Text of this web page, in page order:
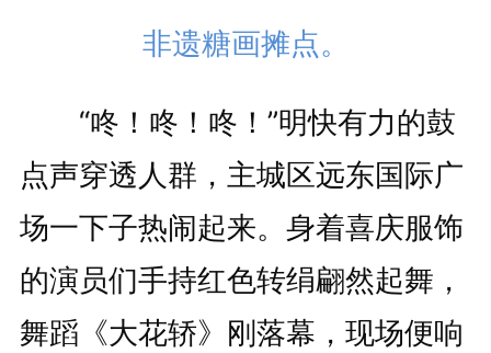
非遗糖画摊点。
“咚！咚！咚！”明快有力的鼓
点声穿透人群，主城区远东国际广
场一下子热闹起来。身着喜庆服饰
的演员们手持红色转绢翩然起舞，
舞蹈《大花轿》刚落幕，现场便响